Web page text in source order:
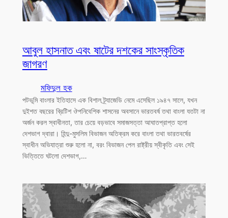
আবুল হাসনাত এবং ষাটের দশকের সাংস্কৃতিক
জাগরণ
মফিদুল হক
পটভূমি বাংলার ইতিহাসে এক বিশাল ট্র্যাজেডি নেমে এসেছিল ১৯৪৭ সালে, যখন
দুইশত বছরের ব্রিটিশ ঔপনিবেশিক শাসনের অবসানে ভারতবর্ষ তথা বাংলা যতটা না
অর্জন করল স্বাধীনতা, তার চেয়ে বড়ভাবে সমাজসত্তা আঘাতপ্রাপ্ত হলো
দেশভাগ দ্বারা। হিন্দু-মুসলিম বিভাজন অতিক্রম করে বাংলা তথা ভারতবর্ষের
স্বাধীন অভিযাত্রা শুরু হলো না, বরং বিভাজন পেল রাষ্ট্রীয় স্বীকৃতি এবং সেই
ভিত্তিতে ঘটলো দেশভাগ,…